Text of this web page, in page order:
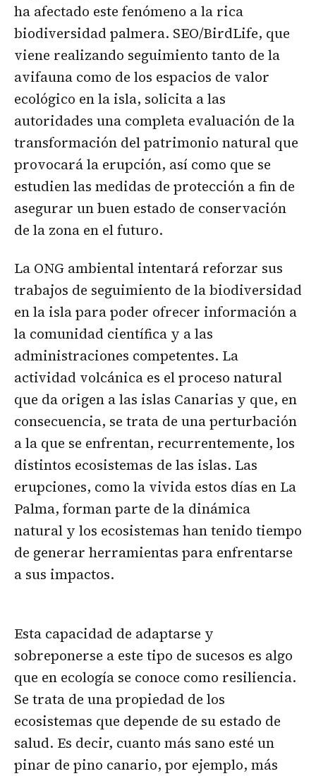
ha afectado este fenómeno a la rica
biodiversidad palmera. SEO/BirdLife, que
viene realizando seguimiento tanto de la
avifauna como de los espacios de valor
ecológico en la isla, solicita a las
autoridades una completa evaluación de la
transformación del patrimonio natural que
provocará la erupción, así como que se
estudien las medidas de protección a fin de
asegurar un buen estado de conservación
de la zona en el futuro.
La ONG ambiental intentará reforzar sus
trabajos de seguimiento de la biodiversidad
en la isla para poder ofrecer información a
la comunidad científica y a las
administraciones competentes. La
actividad volcánica es el proceso natural
que da origen a las islas Canarias y que, en
consecuencia, se trata de una perturbación
a la que se enfrentan, recurrentemente, los
distintos ecosistemas de las islas. Las
erupciones, como la vivida estos días en La
Palma, forman parte de la dinámica
natural y los ecosistemas han tenido tiempo
de generar herramientas para enfrentarse
a sus impactos.
Esta capacidad de adaptarse y
sobreponerse a este tipo de sucesos es algo
que en ecología se conoce como resiliencia.
Se trata de una propiedad de los
ecosistemas que depende de su estado de
salud. Es decir, cuanto más sano esté un
pinar de pino canario, por ejemplo, más